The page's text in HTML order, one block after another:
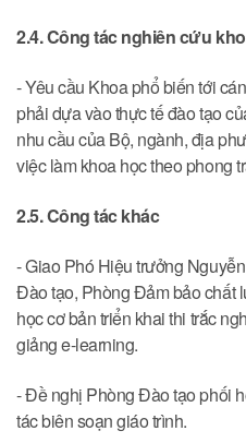
2.4. Công tác nghiên cứu
- Yêu cầu Khoa phổ biến tới
phải dựa vào thực tế đào tạo
nhu cầu của Bộ, ngành, địa
việc làm khoa học theo phong
2.5. Công tác khác
- Giao Phó Hiệu trưởng
Đào tạo, Phòng Đảm bảo chất
học cơ bản triển khai thi trắc
giảng e-learning.
- Đề nghị Phòng Đào tạo phối
tác biên soạn giáo trình.